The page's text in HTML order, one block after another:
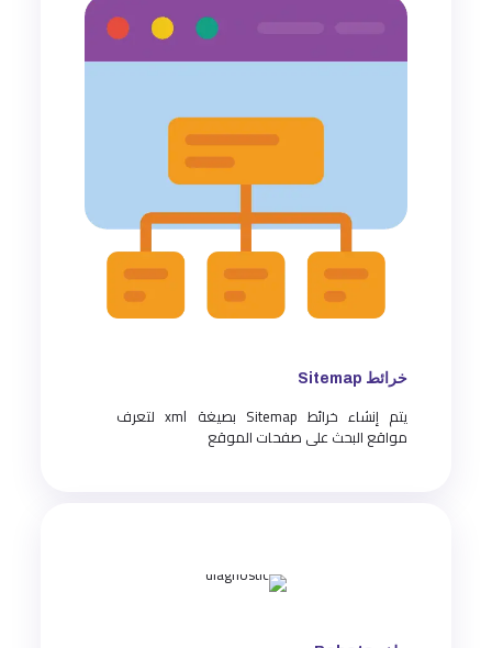
خرائط Sitemap
يتم إنشاء خرائط Sitemap بصيغة xml لتعرف
مواقع البحث على صفحات الموقع